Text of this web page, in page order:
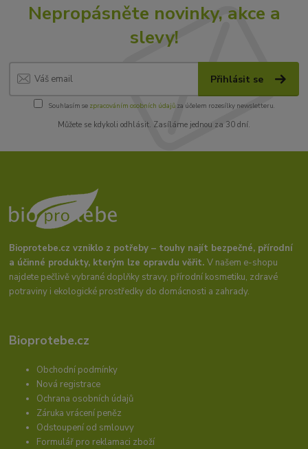
Nepropásněte novinky, akce a
slevy!
Přihlásit se
Souhlasím se zpracováním osobních údajůza účelem rozesílky newsletteru.
Můžete se kdykoli odhlásit. Zasíláme jednou za 30 dní.
Bioprotebe.cz vzniklo z potřeby – touhy najít bezpečné, přírodní
a účinné produkty, kterým lze opravdu věřit.V našem e-shopu
najdete pečlivě vybrané doplňky stravy, přírodní kosmetiku, zdravé
potraviny i ekologické prostředky do domácnosti a zahrady.
Bioprotebe.cz
Obchodní podmínky
Nová registrace
Ochrana osobních údajů
Záruka vrácení peněz
Odstoupení od smlouvy
Formulář pro reklamaci zboží